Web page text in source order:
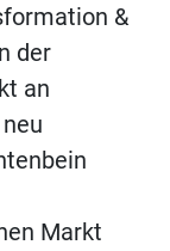
&
der
an
Markt